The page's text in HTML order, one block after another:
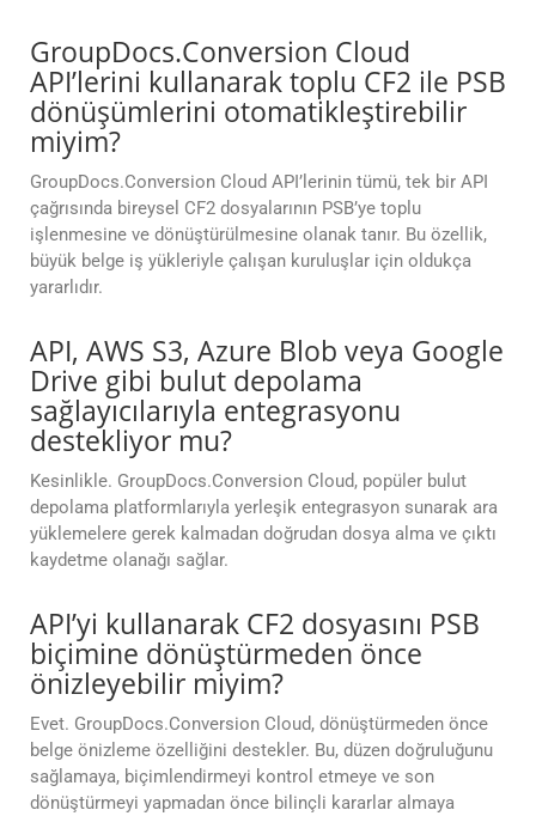
GroupDocs.Conversion Cloud
API’lerini kullanarak toplu CF2 ile PSB
dönüşümlerini otomatikleştirebilir
miyim?
GroupDocs.Conversion Cloud API’lerinin tümü, tek bir API
çağrısında bireysel CF2 dosyalarının PSB’ye toplu
işlenmesine ve dönüştürülmesine olanak tanır. Bu özellik,
büyük belge iş yükleriyle çalışan kuruluşlar için oldukça
yararlıdır.
API, AWS S3, Azure Blob veya Google
Drive gibi bulut depolama
sağlayıcılarıyla entegrasyonu
destekliyor mu?
Kesinlikle. GroupDocs.Conversion Cloud, popüler bulut
depolama platformlarıyla yerleşik entegrasyon sunarak ara
yüklemelere gerek kalmadan doğrudan dosya alma ve çıktı
kaydetme olanağı sağlar.
API’yi kullanarak CF2 dosyasını PSB
biçimine dönüştürmeden önce
önizleyebilir miyim?
Evet. GroupDocs.Conversion Cloud, dönüştürmeden önce
belge önizleme özelliğini destekler. Bu, düzen doğruluğunu
sağlamaya, biçimlendirmeyi kontrol etmeye ve son
dönüştürmeyi yapmadan önce bilinçli kararlar almaya